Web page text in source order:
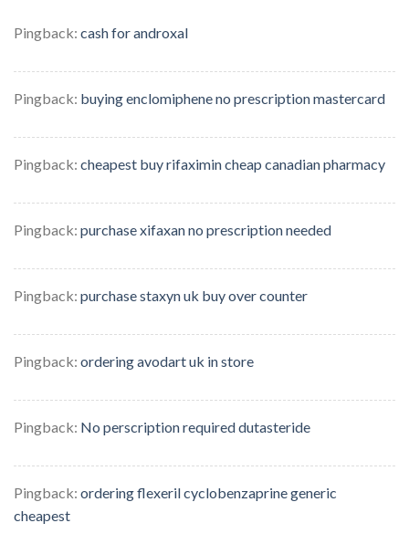
Pingback: cash for androxal
Pingback: buying enclomiphene no prescription mastercard
Pingback: cheapest buy rifaximin cheap canadian pharmacy
Pingback: purchase xifaxan no prescription needed
Pingback: purchase staxyn uk buy over counter
Pingback: ordering avodart uk in store
Pingback: No perscription required dutasteride
Pingback: ordering flexeril cyclobenzaprine generic
cheapest